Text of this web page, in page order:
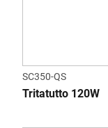
SC350-QS
Tritatutto 120W